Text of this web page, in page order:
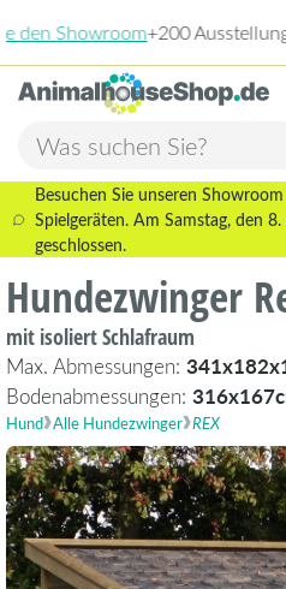
Besuchen Sie unseren
Spielgeräten. Am Samstag, den
geschlossen.
Hundezwinger
mit isoliert Schlafraum
Max. Abmessungen:
Bodenabmessungen:
Hund Alle Hundezwinger REX